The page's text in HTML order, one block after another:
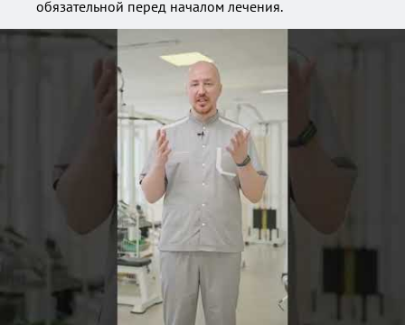
обязательной перед началом лечения.